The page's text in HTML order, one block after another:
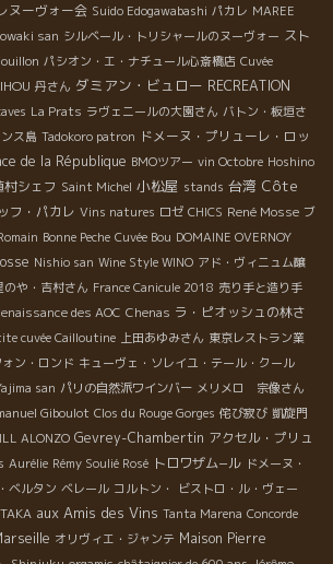
ヌーヴォー会 Suido Edogawabashi パカレ MAREE
san シルベール・トリシャールのヌーヴォー スト
パシオン・エ・ナチュール心斎橋店 Cuvée
丹さん ダミアン・ビュロー RECREATION
La Prats ラヴェニールの大園さん バトン・板垣さ
ス島 Tadokoro patron ドメーヌ・プリューレ・ロッ
de la République BMOツアー vin Octobre Hoshino
村シェフ Saint Michel 小松屋 stands 台湾 Côte
フ・パカレ Vins natures ロゼ CHICS René Mosse ブ
Bonne Peche Cuvée Bou DOMAINE OVERNOY
Nishio san Wine Style WINO アド・ヴィニュム醸
のや・吉村さん France Canicule 2018 売り手と造り手
des AOC Chenas ラ・ピオッシュの林さ
cuvée Cailloutine 上田あゆみさん 東京レストラン業
ン・ロンド キューヴェ・ソレイユ・テール・クール
san パリの自然派ワインバー メリメロ 宗像さん
Giboulot Clos du Rouge Gorges 侘び寂び 凱旋門
ALONZO Gevrey-Chambertin アクセル・プリュ
Aurélie Rémy Soulié Rosé トロワザム−ル ドメーヌ・
ベルタン ベレール コルトン・
ビストロ・ル・ヴェー
aux Amis des Vins Tanta Marena Concorde
オリヴィエ・ジャンテ Maison Pierre